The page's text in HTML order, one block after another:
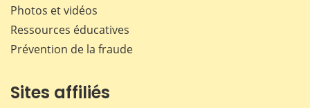
Photos et vidéos
Ressources éducatives
Prévention de la fraude
Sites affiliés